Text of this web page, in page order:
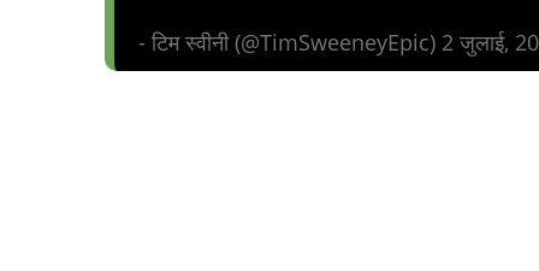
- टिम स्वीनी (@TimSweeneyEpic) 2 जुलाई,